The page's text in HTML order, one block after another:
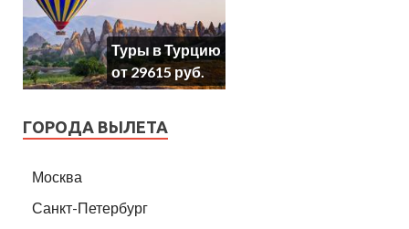
Туры в Турцию
от 29615 руб.
ГОРОДА ВЫЛЕТА
Москва
Санкт-Петербург